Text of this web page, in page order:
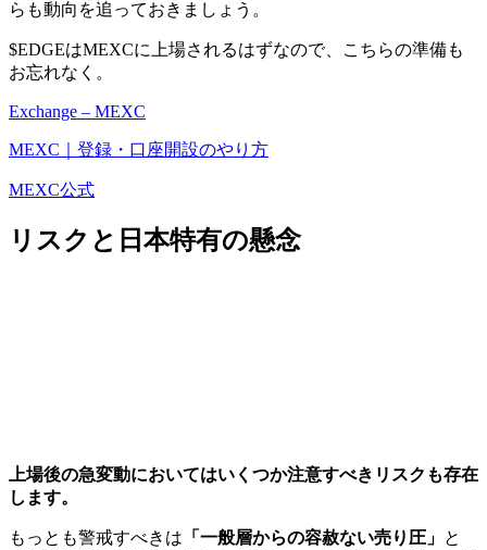
らも動向を追っておきましょう。
$EDGEはMEXCに上場されるはずなので、こちらの準備も
お忘れなく。
Exchange – MEXC
MEXC｜登録・口座開設のやり方
MEXC公式
リスクと日本特有の懸念
上場後の急変動においてはいくつか注意すべきリスクも存在
します。
もっとも警戒すべきは 「一般層からの容赦ない売り圧」 と